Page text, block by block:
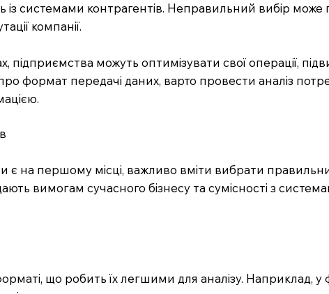
системами контрагентів. Неправильний вибір може
компанії.
можуть оптимізувати свої операції,
передачі даних, варто провести аналіз
є на першому місці, важливо вміти вибрати
вимогам сучасного бізнесу та сумісності з
що робить їх легшими для аналізу. Наприклад, у